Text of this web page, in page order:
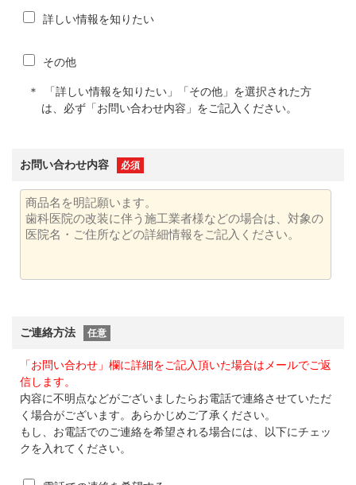
詳しい情報を知りたい
その他
「詳しい情報を知りたい」「その他」を選択された方
は、必ず「お問い合わせ内容」をご記入ください。
お問い合わせ内容 必須
ご連絡方法 任意
「お問い合わせ」欄に詳細をご記入頂いた場合はメールでご返
信します。
内容に不明点などがございましたらお電話で連絡させていただ
く場合がございます。あらかじめご了承ください。
もし、お電話でのご連絡を希望される場合には、以下にチェッ
クを入れてください。